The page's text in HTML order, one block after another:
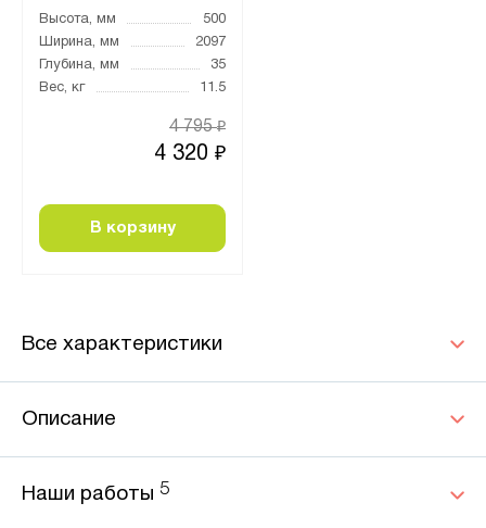
Высота, мм
500
Ширина, мм
2097
Глубина, мм
35
Вес, кг
11.5
4 320 ₽
4 795₽
В корзину
Все характеристики
Описание
Наши работы 5